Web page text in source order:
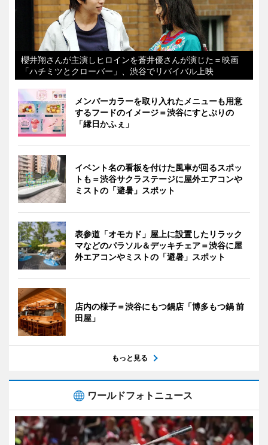
櫻井翔さんが主演しヒロインを蒼井優さんが演じた＝映画
「ハチミツとクローバー」、渋谷でリバイバル上映
メンバーカラーを取り入れたメニューも用意
するフードのイメージ＝渋谷にすとぷりの
「縁日かふぇ」
イベント名の看板を付けた風車が回るスポッ
トも＝渋谷サクラステージに屋外エアコンや
ミストの「避暑」スポット
表参道「オモカド」屋上に設置したリラック
マなどのパラソル＆デッキチェア＝渋谷に屋
外エアコンやミストの「避暑」スポット
店内の様子＝渋谷にもつ鍋店「博多もつ鍋 前
田屋」
もっと見る
ワールドフォトニュース